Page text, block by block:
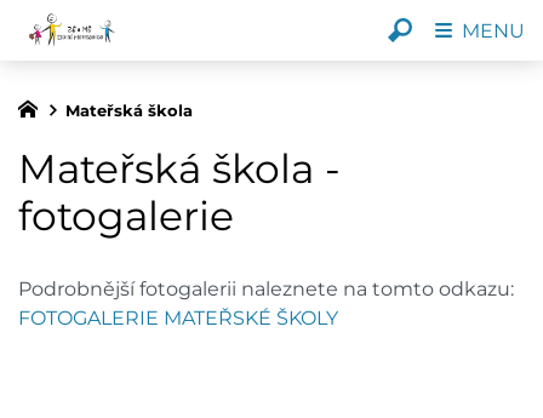
Mateřská škola
Mateřská škola -
fotogalerie
Podrobnější fotogalerii naleznete na tomto odkazu:
FOTOGALERIE MATEŘSKÉ ŠKOLY
MENU